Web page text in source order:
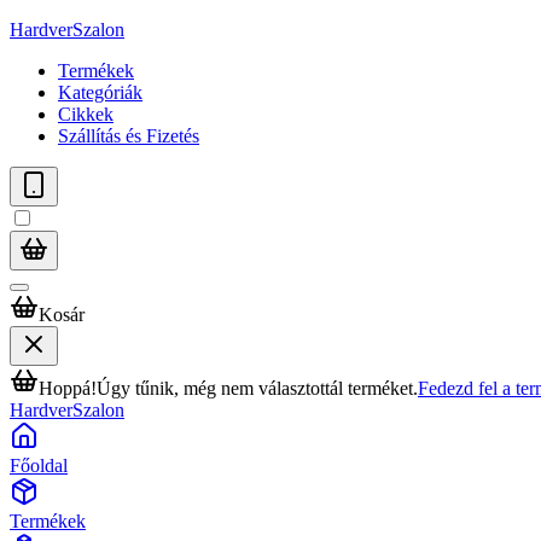
HardverSzalon
Termékek
Kategóriák
Cikkek
Szállítás és Fizetés
Kosár
Hoppá!Úgy tűnik, még nem választottál terméket.Fedezd fel a
HardverSzalon
Főoldal
Termékek